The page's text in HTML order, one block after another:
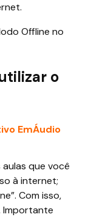
Offline no
o
EmÁudio
que você
à internet;
Com isso,
Importante